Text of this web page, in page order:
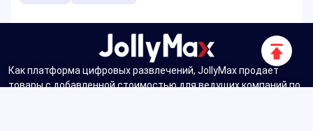
Как платформа цифровых развлечений, JollyMax продает
товары с добавленной стоимостью для ведущих компаний по
вверх